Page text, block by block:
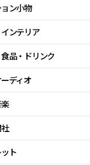
ン小物
インテリア
食品・ ドリンク
ディオ
ト